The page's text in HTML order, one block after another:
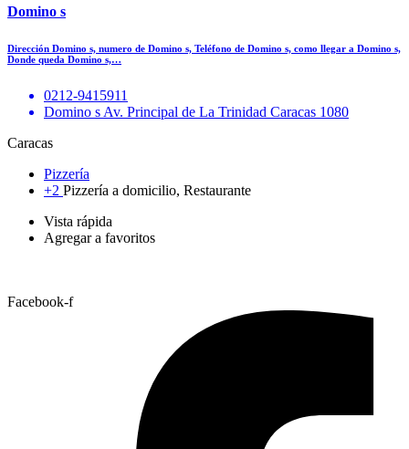
Domino s
Dirección Domino s, numero de Domino s, Teléfono de Domino s, como llegar a Domino s,
Donde queda Domino s,…
0212-9415911
Domino s Av. Principal de La Trinidad Caracas 1080
Caracas
Pizzería
+2 Pizzería a domicilio, Restaurante
Vista rápida
Agregar a favoritos
Facebook-f